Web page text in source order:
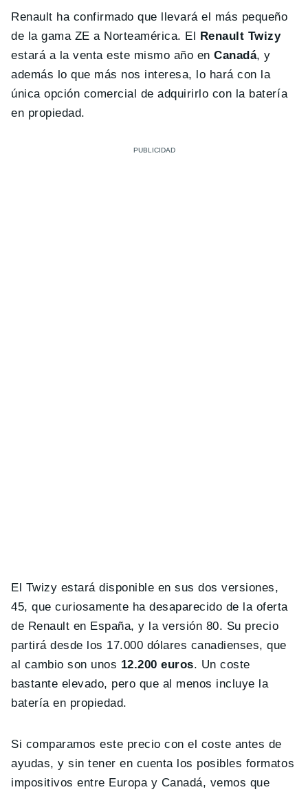
Renault ha confirmado que llevará el más pequeño
de la gama ZE a Norteamérica. El Renault Twizy
estará a la venta este mismo año en Canadá, y
además lo que más nos interesa, lo hará con la
única opción comercial de adquirirlo con la batería
en propiedad.
El Twizy estará disponible en sus dos versiones,
45, que curiosamente ha desaparecido de la oferta
de Renault en España, y la versión 80. Su precio
partirá desde los 17.000 dólares canadienses, que
al cambio son unos 12.200 euros. Un coste
bastante elevado, pero que al menos incluye la
batería en propiedad.
Si comparamos este precio con el coste antes de
ayudas, y sin tener en cuenta los posibles formatos
impositivos entre Europa y Canadá, vemos que